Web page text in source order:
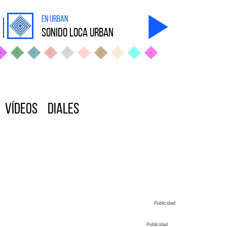
en Urban
sonido Loca Urban
Vídeos Diales
Publicidad
Publicidad